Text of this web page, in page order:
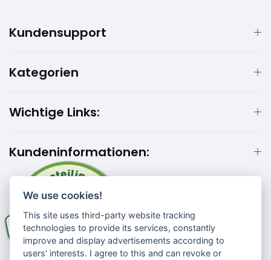
Kundensupport
Kategorien
Wichtige Links:
Kundeninformationen:
We use cookies!
This site uses third-party website tracking
technologies to provide its services, constantly
improve and display advertisements according to
users' interests. I agree to this and can revoke or